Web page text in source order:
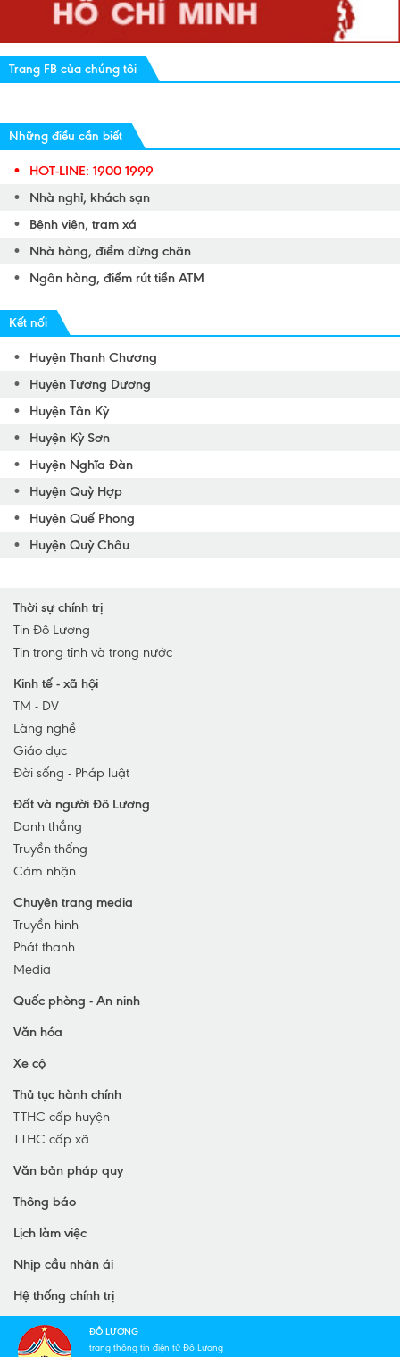
Trang FB của chúng tôi
Những điều cần biết
HOT-LINE: 1900 1999
Nhà nghỉ, khách sạn
Bệnh viện, trạm xá
Nhà hàng, điểm dừng chân
Ngân hàng, điểm rút tiền ATM
Kết nối
Huyện Thanh Chương
Huyện Tương Dương
Huyện Tân Kỳ
Huyện Kỳ Sơn
Huyện Nghĩa Đàn
Huyện Quỳ Hợp
Huyện Quế Phong
Huyện Quỳ Châu
Huyện Quỳnh Lưu
Huyện Yên Thành
Huyện Anh Sơn
Huyện Diễn Châu
TP Vinh
TX Cửa Lò
TX Hoàng Mai
Huyện Nghi Lộc
Huyện Hưng Nguyên
Huyện Con Cuông
Thời sự chính trị
Tin Đô Lương
Tin trong tỉnh và trong nước
Kinh tế - xã hội
TM - DV
Làng nghề
Giáo dục
Đời sống - Pháp luật
Đất và người Đô Lương
Danh thắng
Truyền thống
Cảm nhận
Chuyên trang media
Truyền hình
Phát thanh
Media
Quốc phòng - An ninh
Văn hóa
Xe cộ
Thủ tục hành chính
TTHC cấp huyện
TTHC cấp xã
Văn bản pháp quy
Thông báo
Lịch làm việc
Nhịp cầu nhân ái
Hệ thống chính trị
ĐÔ LƯƠNG
trang thông tin điện tử Đô Lương